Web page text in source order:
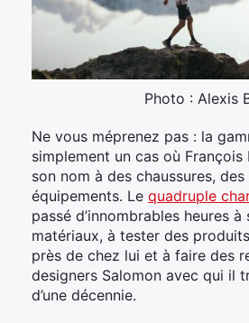
Photo : Alexis
Ne vous méprenez pas : la
simplement un cas où François
son nom à des chaussures,
équipements. Le quadruple
passé d’innombrables heures
matériaux, à tester des
près de chez lui et à faire des
designers Salomon avec qui il
d’une décennie.